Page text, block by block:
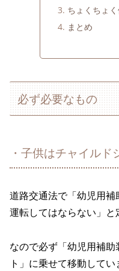
ちょくちょ
まとめ
必ず必要なもの
・子供はチャイルド
道路交通法で「幼児用
運転してはならない」と
なので必ず「幼児用補
ト」に乗せて移動してい